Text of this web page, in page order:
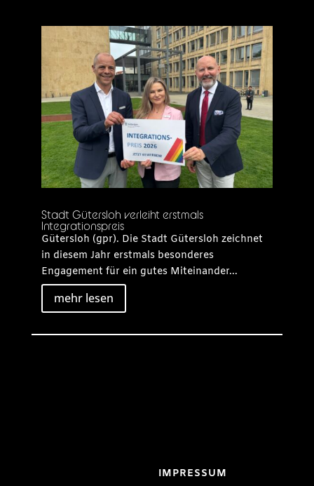
Stadt Gütersloh verleiht erstmals
Integrationspreis
Gütersloh (gpr). Die Stadt Gütersloh zeichnet
in diesem Jahr erstmals besonderes
Engagement für ein gutes Miteinander...
mehr lesen
IMPRESSUM